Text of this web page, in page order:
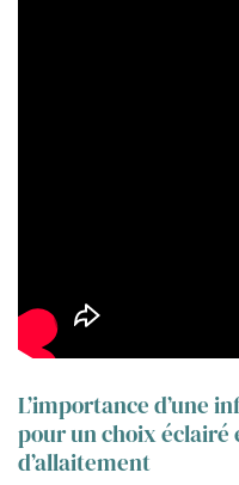
L’importance d’une
pour un choix éclairé
d’allaitement